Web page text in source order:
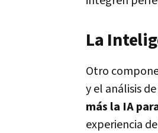
La
Otro
y el análisis
más la IA
experiencia